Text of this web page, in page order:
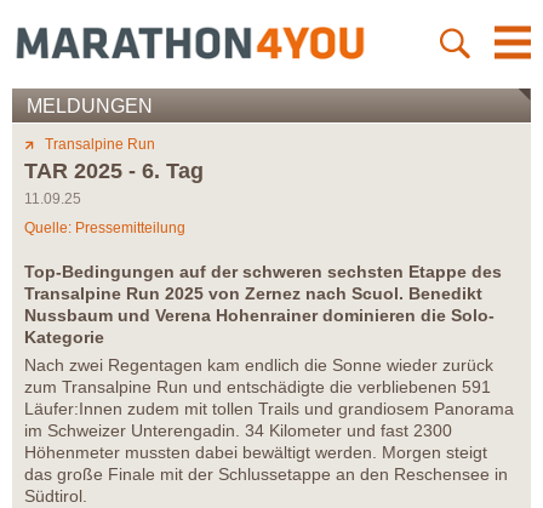
MELDUNGEN
Transalpine Run
TAR 2025 - 6. Tag
11.09.25
Quelle: Pressemitteilung
Top-Bedingungen auf der schweren sechsten Etappe des
Transalpine Run 2025 von Zernez nach Scuol. Benedikt
Nussbaum und Verena Hohenrainer dominieren die Solo-
Kategorie
Nach zwei Regentagen kam endlich die Sonne wieder zurück
zum Transalpine Run und entschädigte die verbliebenen 591
Läufer:Innen zudem mit tollen Trails und grandiosem Panorama
im Schweizer Unterengadin. 34 Kilometer und fast 2300
Höhenmeter mussten dabei bewältigt werden. Morgen steigt
das große Finale mit der Schlussetappe an den Reschensee in
Südtirol.